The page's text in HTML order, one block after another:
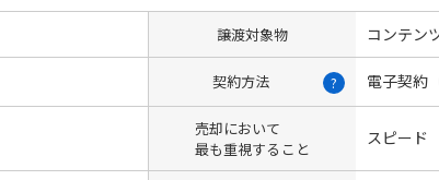
譲渡対象物 コンテン
契約方法 ? 電子契約
売却において
最も重視すること
スピード